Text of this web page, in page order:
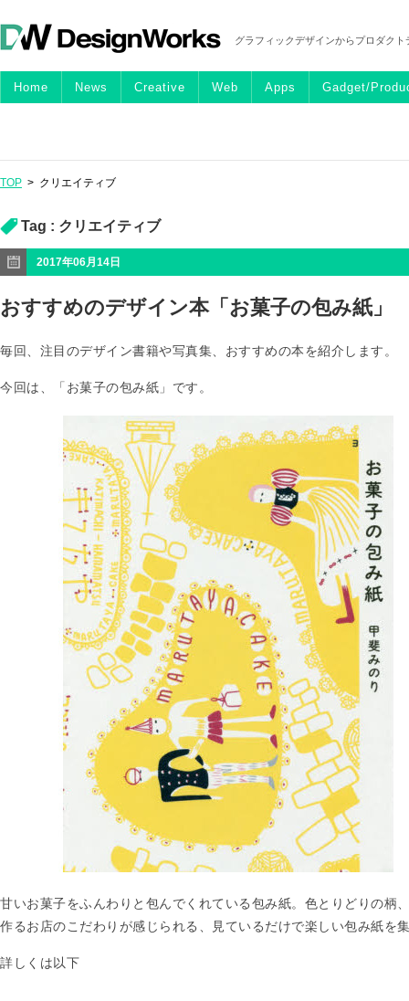
グラフィックデザインからプロダク
Home News Creative Web Apps Gadget/
TOP > クリエイティブ
Tag : クリエイティブ
2017年06月14日
おすすめのデザイン本「お菓子の包み紙」
毎回、注目のデザイン書籍や写真集、おすすめの本を紹介します。
今回は、「お菓子の包み紙」です。
甘いお菓子をふんわりと包んでくれている包み紙。色とりどりの柄
作るお店のこだわりが感じられる、見ているだけで楽しい包み紙を
詳しくは以下